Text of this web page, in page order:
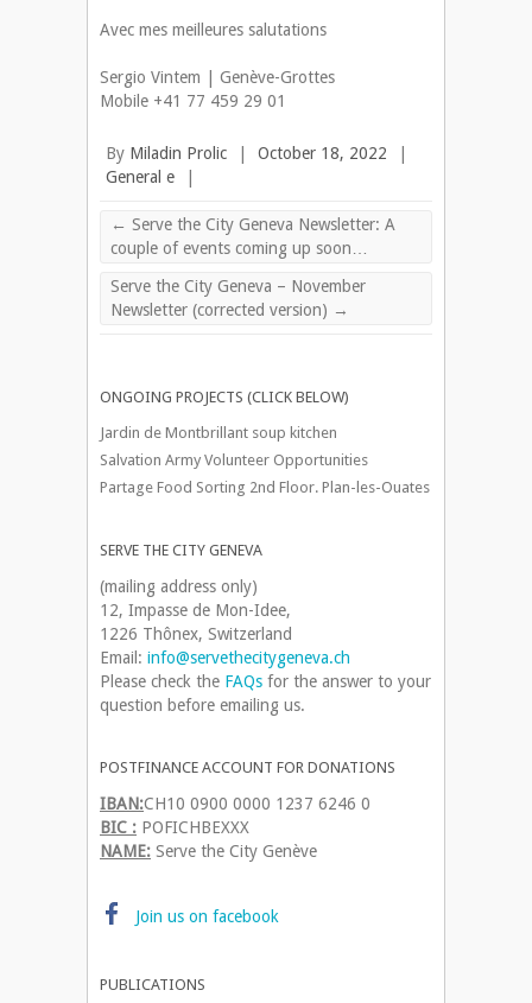
Avec mes meilleures salutations
Sergio Vintem | Genève-Grottes
Mobile +41 77 459 29 01
By Miladin Prolic October 18, 2022
General e
← Serve the City Geneva Newsletter: A
couple of events coming up soon…
Serve the City Geneva – November
Newsletter (corrected version) →
ONGOING PROJECTS (CLICK BELOW)
Jardin de Montbrillant soup kitchen
Salvation Army Volunteer Opportunities
Partage Food Sorting 2nd Floor. Plan-les-Ouates
SERVE THE CITY GENEVA
(mailing address only)
12, Impasse de Mon-Idee,
1226 Thônex, Switzerland
Email: info@servethecitygeneva.ch
Please check the FAQs for the answer to your
question before emailing us.
POSTFINANCE ACCOUNT FOR DONATIONS
IBAN:CH10 0900 0000 1237 6246 0
BIC : POFICHBEXXX
NAME: Serve the City Genève
Join us on facebook
PUBLICATIONS